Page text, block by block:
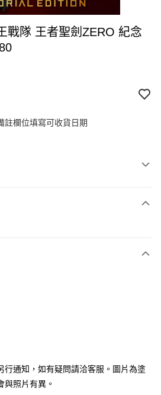
戰隊 王者聖劍ZERO 紀念
註欄位填寫可收貨日期
分期的期數、繳款截止日，確認付款後即完
用金額請依後續交易確認頁面所載為準。
確認交易或遇審核未通過，訂單將自動取
行通知，如有疑問請洽客服。圖片為塗
與照片有異。